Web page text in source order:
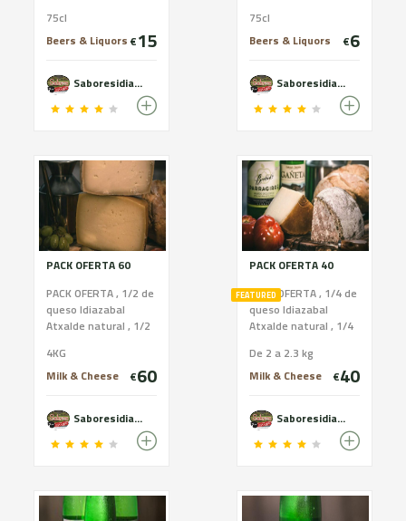
75cl
Beers & Liquors €15
Saboresidiazabal
75cl
Beers & Liquors
€6
Saboresidiazabal
PACK OFERTA 60
PACK OFERTA , 1/2 de
queso Idiazabal
Atxalde natural , 1/2
Sarabe ahumado , 1
Txakolí (Gañeta ) 1
(Ecológica)
4KG
Milk & Cheese
€60
Saboresidiazabal
FEATURED
PACK OFERTA 40
PACK OFERTA , 1/4 de
queso Idiazabal
Atxalde natural , 1/4
Sarabe ahumado , 1
Txakolí (Gañeta ) 1
(Ecológica)
De 2 a 2.3 kg
Milk & Cheese
€40
Saboresidiazabal